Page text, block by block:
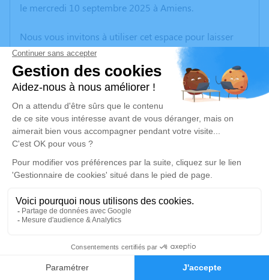
Faire-part Hommages
le mercredi 10 septembre 2025 à Amiens.
Nous vous invitons à utiliser cet espace pour laisser
vos condoléances, partager des photos souvenirs, une
anecdote ou exprimer vos pensées à travers des
poèmes ou des textes. Cet endroit est un lieu
d'expression dédié à honorer la mémoire de
Christophe CRAPART.
Un service de plantation d’arbre hommage est
disponible ici.
Je rends hommage
Cérémonie religieuse
Cathédrale Notre Dame d'Amiens
Place Notre-Dame